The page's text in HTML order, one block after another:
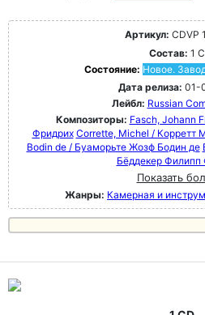
Артикул: CDVP
Состав: 1
Состояние: Новое.
Дата релиза: 01-
Лейбл: Russian
Композиторы: Fasch, Johann
Фридрих Corrette, Michel / Корретт
Bodin de / Буаморьте Жозф Бодин де
Бёддекер Филипп
Показать
Жанры: Камерная и